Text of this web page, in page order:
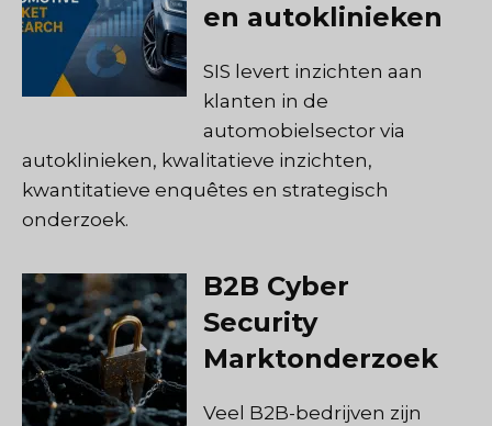
en autoklinieken
SIS levert inzichten aan
klanten in de
automobielsector via
autoklinieken, kwalitatieve inzichten,
kwantitatieve enquêtes en strategisch
onderzoek.
B2B Cyber
Security
Marktonderzoek
Veel B2B-bedrijven zijn